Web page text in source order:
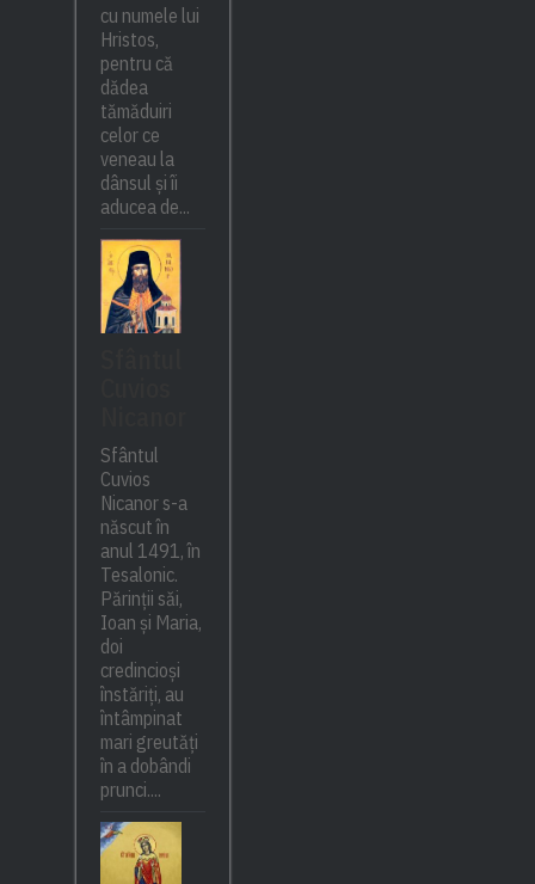
cu numele lui
Hristos,
pentru că
dădea
tămăduiri
celor ce
veneau la
dânsul și îi
aducea de...
Sfântul
Cuvios
Nicanor s-a
născut în
anul 1491, în
Tesalonic.
Părinții săi,
Ioan și Maria,
doi
credincioși
înstăriți, au
întâmpinat
mari greutăți
în a dobândi
prunci....